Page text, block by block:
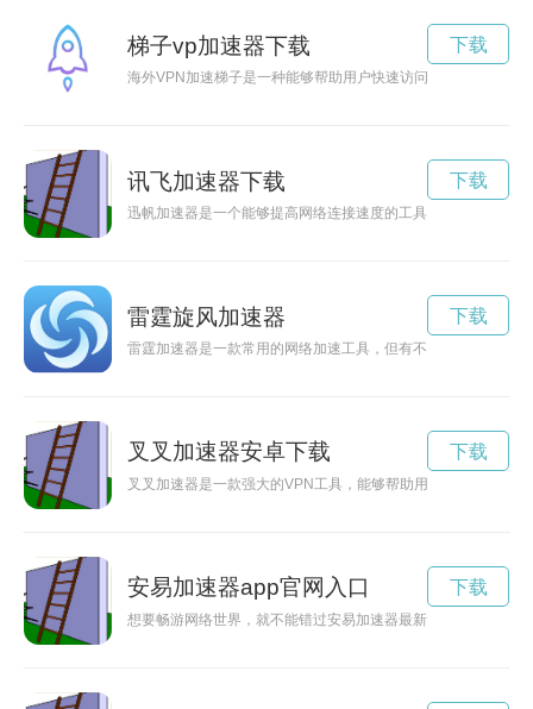
梯子vp加速器下载
海外VPN加速梯子是一种能够帮助用户快速访问全球互联网的
下载
讯飞加速器下载
迅帆加速器是一个能够提高网络连接速度的工具，本文将介绍
下载
雷霆旋风加速器
雷霆加速器是一款常用的网络加速工具，但有不少用户希望通
下载
叉叉加速器安卓下载
叉叉加速器是一款强大的VPN工具，能够帮助用户快速加速网
下载
安易加速器app官网入口
想要畅游网络世界，就不能错过安易加速器最新版2024！赶快
下载